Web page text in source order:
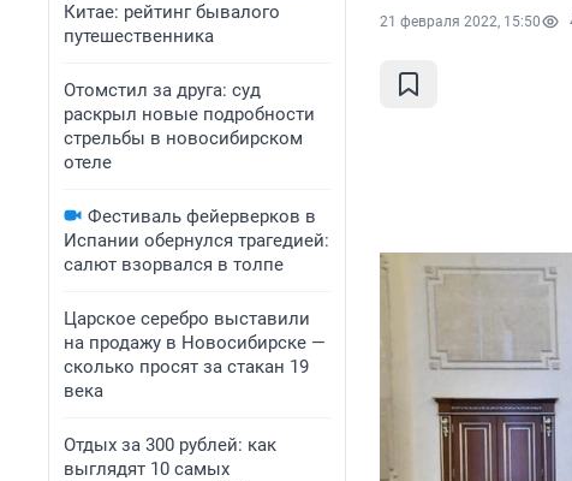
Китае: рейтинг бывалого
путешественника
Отомстил за друга: суд
раскрыл новые подробности
стрельбы в новосибирском
отеле
Фестиваль фейерверков в
Испании обернулся трагедией:
салют взорвался в толпе
Царское серебро выставили
на продажу в Новосибирске —
сколько просят за стакан 19
века
Отдых за 300 рублей: как
выглядят 10 самых
21 февраля 2022, 15:50